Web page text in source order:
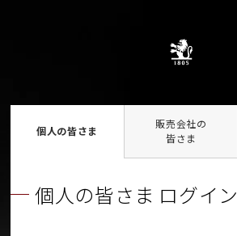
個人の皆さま
販売会社の
皆さま
個人の皆さま ログイン